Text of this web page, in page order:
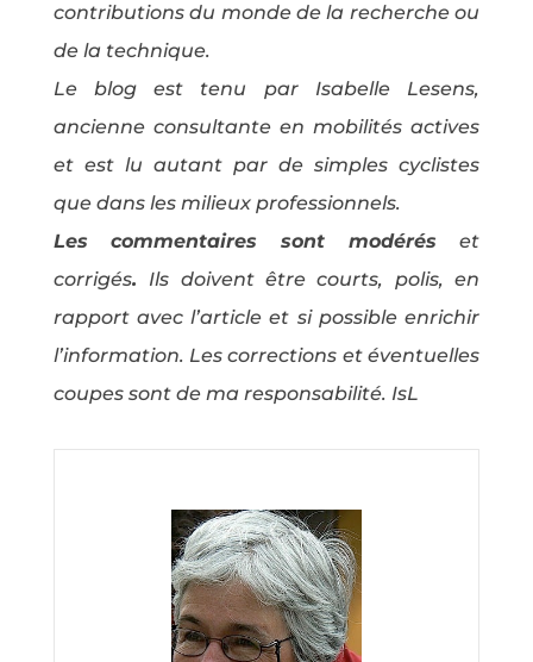
contributions du monde de la recherche ou
de la technique.
Le blog est tenu par Isabelle Lesens,
ancienne consultante en mobilités actives
et est lu autant par de simples cyclistes
que dans les milieux professionnels.
Les commentaires sont modéréset
corrigés. Ils doivent être courts, polis, en
rapport avec l’article et si possible enrichir
l’information. Les corrections et éventuelles
coupes sont de ma responsabilité. IsL